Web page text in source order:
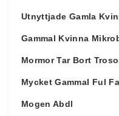
Utnyttjade Gamla
Gammal Kvinna
Mormor Tar Bort
Mycket Gammal Ful
Mogen Abdl